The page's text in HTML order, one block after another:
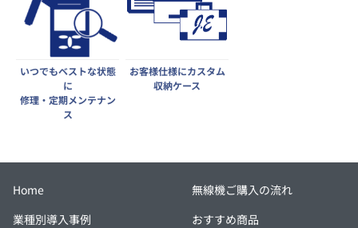
いつでもベストな状態
に
修理・定期メンテナン
ス
お客様仕様にカスタム
収納ケース
Home
無線機ご購入の流れ
業種別導入事例
おすすめ商品